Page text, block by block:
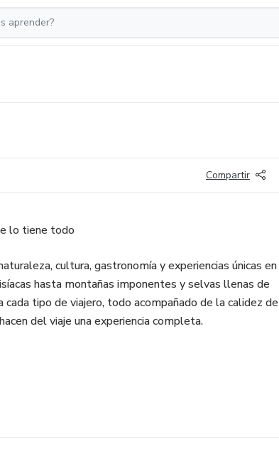
Compartir
lo tiene todo
cultura, gastronomía y experiencias únicas en
hasta montañas imponentes y selvas llenas de
tipo de viajero, todo acompañado de la calidez de
del viaje una experiencia completa.